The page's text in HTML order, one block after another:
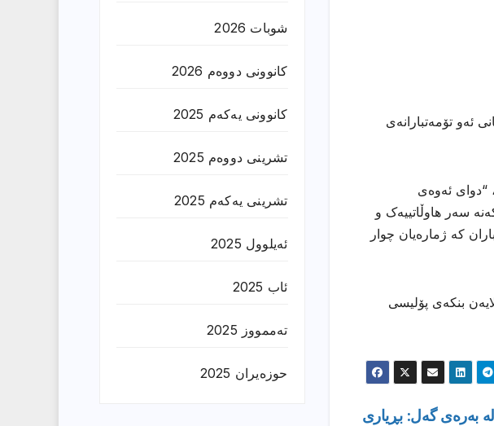
ئەو تۆمەتبارانەی
“دوای ئەوەی
سەر هاوڵاتییەک و
کە ژمارەیان چوار
بنکەی پۆلیسی
بەرەی گەل: بڕیاری
شوبات 2026
کانوونی دووەم 2026
کانوونی یەکەم 2025
تشرینی دووەم 2025
تشرینی یەکەم 2025
ئەیلوول 2025
ئاب 2025
تەممووز 2025
حوزه‌یران 2025